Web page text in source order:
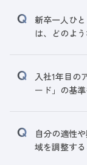
新卒一人ひ
は、どのよ
入社1年目の
ード」の基準
自分の適性
域を調整す